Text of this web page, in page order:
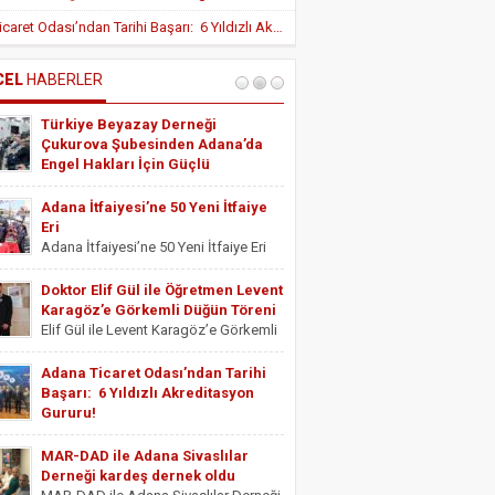
Teşvik Düzenlemesi ile Adana’da
Uygulanan Vergisel Avantajlar
HASTALIKLARI UZMANI DR. YUSUF
BİR BUZDAĞI
ASİYE UYANIK
Ayak Bakımı
Adana Ticaret Odası’ndan Tarihi Başarı: 6 Yıldızlı Akreditasyon Gururu!
HABERLER
Türkiye Beyazay Derneği
Çukurova Şubesinden Adana’da
Engel Hakları İçin Güçlü
Farkındalık Konferansı
Türkiye Beyazay Derneği Çukurova
Şubesinden Adana’da Engel Hakları
İçin Güçlü Farkındalık Konferansı
Şubesi tarafından düzenlenen
“Engellinin Engelli Haklarının Farkında
mıyız? Hak Bilinci, Erişilebilirlik ve
Toplumsal Farkındalık...
Adana İtfaiyesi’ne 50 Yeni İtfaiye
Eri
Adana İtfaiyesi’ne 50 Yeni İtfaiye Eri
Adana Büyükşehir Belediyesi İtfaiye
Daire Başkanlığı bünyesinde göreve
başlayacak 50 yeni itfaiye eri için
yemin töreni düzenlendi. Törene
Vekili...
Doktor Elif Gül ile Öğretmen Levent
Karagöz’e Görkemli Düğün Töreni
Elif Gül ile Levent Karagöz’e Görkemli
Düğün Töreni Serbest Muhasebeci
Mali Müşavir ve Adana Serbest
Muhasebeci Mali Müşavirler Odası
Saymanı Yurdagül Gül ile iş ve mali
tanıdığı...
Adana Ticaret Odası’ndan Tarihi
Başarı: 6 Yıldızlı Akreditasyon
Gururu!
Adana Ticaret Odası’ndan Tarihi
Başarı: 6 Yıldızlı Akreditasyon Gururu!
‎ADANA Ticaret Odası (ATO), üyelerine
MAR-DAD ile Adana Sivaslılar
Derneği kardeş dernek oldu